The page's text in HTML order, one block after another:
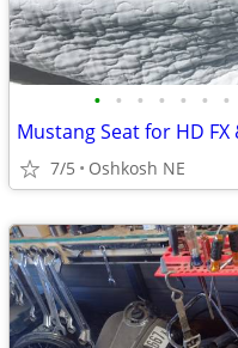
• • • • • • •
Mustang Seat for HD FX
7/5 Oshkosh NE